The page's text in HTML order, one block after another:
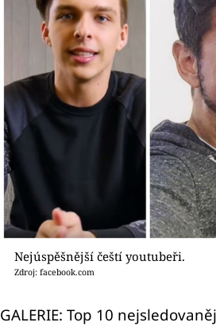
Nejúspěšnější čeští youtubeři.
Zdroj: facebook.com
GALERIE: Top 10